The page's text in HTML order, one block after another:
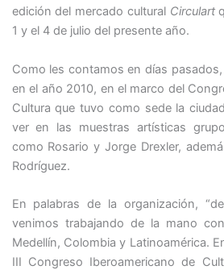
edición del mercado cultural Circulart
1 y el 4 de julio del presente año.
Como les contamos en días
en el año 2010, en el marco del
Cultura que tuvo como sede la
ver en las muestras artísticas
como Rosario y Jorge Drexler,
Rodríguez.
En palabras de la organización,
venimos trabajando de la mano
Medellín, Colombia y Latinoamérica.
III Congreso Iberoamericano de